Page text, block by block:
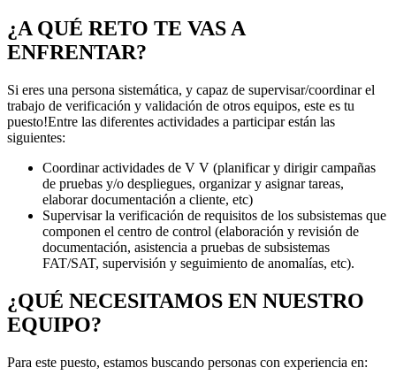
¿A QUÉ RETO TE VAS A
ENFRENTAR?
Si eres una persona sistemática, y capaz de supervisar/coordinar el
trabajo de verificación y validación de otros equipos, este es tu
puesto!Entre las diferentes actividades a participar están las
siguientes:
Coordinar actividades de V V (planificar y dirigir campañas
de pruebas y/o despliegues, organizar y asignar tareas,
elaborar documentación a cliente, etc)
Supervisar la verificación de requisitos de los subsistemas que
componen el centro de control (elaboración y revisión de
documentación, asistencia a pruebas de subsistemas
FAT/SAT, supervisión y seguimiento de anomalías, etc).
¿QUÉ NECESITAMOS EN NUESTRO
EQUIPO?
Para este puesto, estamos buscando personas con experiencia en: